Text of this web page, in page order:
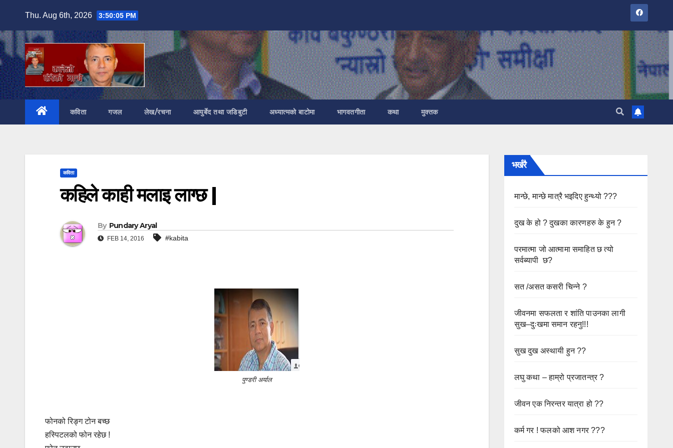
content
Thu. Aug 6th, 2026 3:50:07 PM
कविता गजल लेख/रचना आयुर्बेद तथा जडिबुटी अध्यात्मको बाटोमा भागवतगीता कथा मुक्तक
कविता
कहिले काही मलाइ लाग्छ |
By Pundary Aryal
FEB 14, 2016 #kabita
पुण्डरी अर्याल
फोनको रिङ्ग टोन बच्छ
हस्पिटलको फोन रहेछ !
भर्खरै
मान्छे, मान्छे मात्रै भइदिए हुन्थ्यो ???
दुख के हो ? दुखका कारणहरु के हुन ?
परमात्मा जो आत्मामा समाहित छ त्यो
सर्वब्यापी छ?
सत /असत कसरी चिन्ने ?
जीवनमा सफलता र शांति पाउनका लागी
सुख–दुःखमा समान रहनु!!!
सुख दुख अस्थायी हुन ??
लघु कथा – हाम्रो प्रजातन्त्र ?
जीवन एक निरन्तर यात्रा हो ??
कर्म गर ! फलको आश नगर ???